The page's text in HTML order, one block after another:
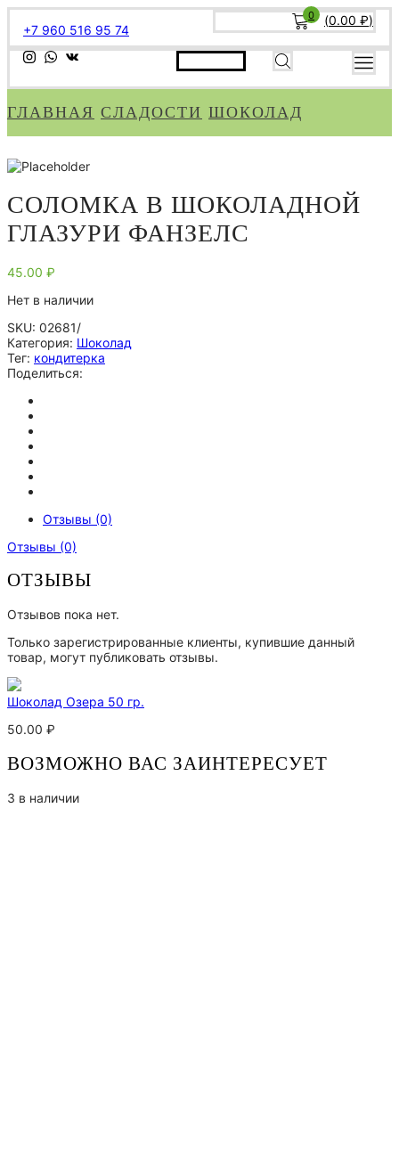
+7 960 516 95 74
0 (0.00 ₽)
ГЛАВНАЯ СЛАДОСТИ ШОКОЛАД
СОЛОМКА В ШОКОЛАДНОЙ
ГЛАЗУРИ ФАНЗЕЛС
45.00 ₽
Нет в наличии
SKU: 02681/
Категория: Шоколад
Тег: кондитерка
Поделиться:
Отзывы (0)
Отзывы (0)
ОТЗЫВЫ
Отзывов пока нет.
Только зарегистрированные клиенты, купившие данный
товар, могут публиковать отзывы.
Шоколад Озера 50 гр.
50.00 ₽
ВОЗМОЖНО ВАС ЗАИНТЕРЕСУЕТ
3 в наличии